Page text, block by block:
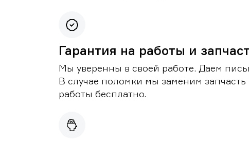
Гарантия на работы и
Мы уверенны в своей работе. Даем
В случае поломки мы заменим
работы бесплатно.